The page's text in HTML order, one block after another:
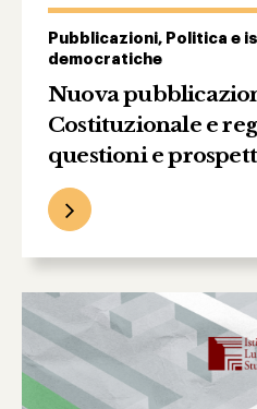
Pubblicazioni, Politica e
democratiche
Nuova
Costituzionale e
questioni e